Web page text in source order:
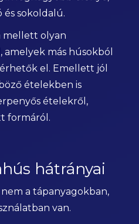
és sokoldalú.
mellett olyan
más húsokból
el. Emellett jól
ételekben is
ételekről,
formáról.
hátrányai
a tápanyagokban,
van.